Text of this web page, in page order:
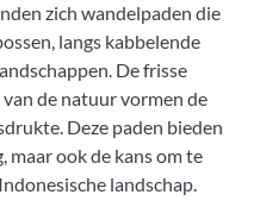
zich wandelpaden die
langs kabbelende
De frisse
de natuur vormen de
Deze paden bieden
maar ook de kans om te
landschap.